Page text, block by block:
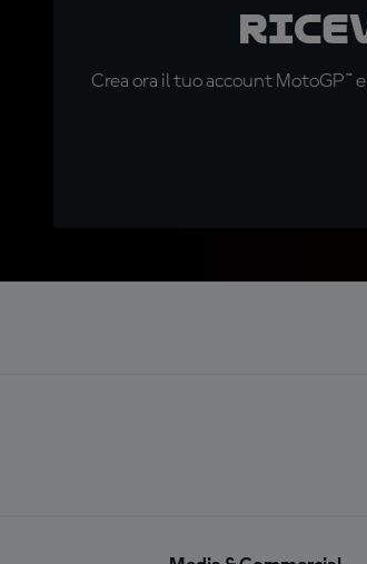
Crea ora il tuo account MotoGP™